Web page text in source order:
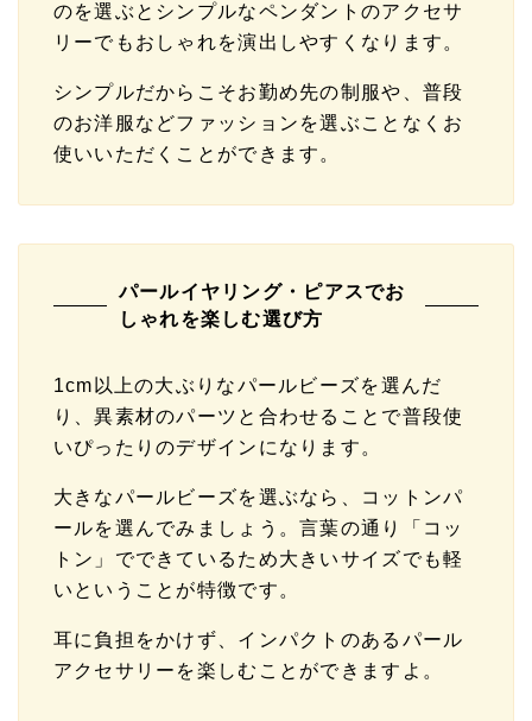
のを選ぶとシンプルなペンダントのアクセサ
リーでもおしゃれを演出しやすくなります。
シンプルだからこそお勤め先の制服や、普段
のお洋服などファッションを選ぶことなくお
使いいただくことができます。
パールイヤリング・ピアスでお
しゃれを楽しむ選び方
1cm以上の大ぶりなパールビーズを選んだ
り、異素材のパーツと合わせることで普段使
いぴったりのデザインになります。
大きなパールビーズを選ぶなら、コットンパ
ールを選んでみましょう。言葉の通り「コッ
トン」でできているため大きいサイズでも軽
いということが特徴です。
耳に負担をかけず、インパクトのあるパール
アクセサリーを楽しむことができますよ。